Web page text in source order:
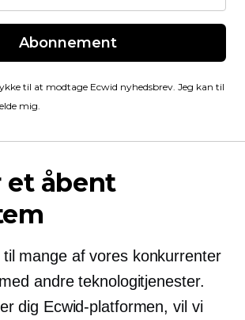
Abonnement
til at modtage Ecwid nyhedsbrev. Jeg kan til
mig.
et åbent
mange af vores konkurrenter
andre teknologitjenester.
dig Ecwid-platformen, vil vi